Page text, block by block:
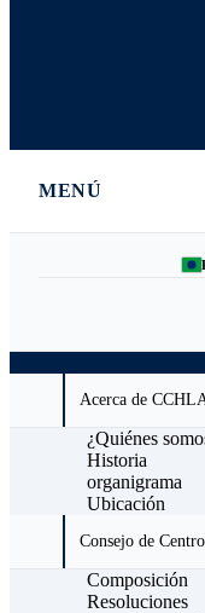
MENÚ
Acerca de
¿Quiénes
Historia
organigrama
Ubicación
Consejo de
Composición
Resoluciones